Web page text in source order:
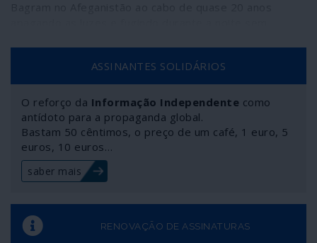
horas depois, segundo fontes afegãs”.
ASSINANTES SOLIDÁRIOS
O reforço da Informação Independente como
antídoto para a propaganda global.
Bastam 50 cêntimos, o preço de um café, 1 euro, 5
euros, 10 euros…
saber mais
RENOVAÇÃO DE ASSINATURAS